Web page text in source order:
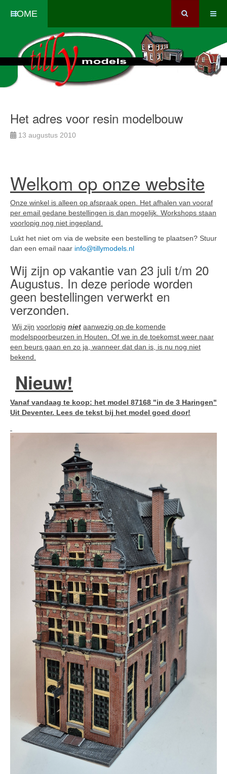
HOME
Het adres voor resin modelbouw
13 augustus 2010
Welkom op onze website
Onze winkel is alleen op afspraak open. Het afhalen van vooraf
per email gedane bestellingen is dan mogelijk. Workshops staan
voorlopig nog niet ingepland.
Lukt het niet om via de website een bestelling te plaatsen? Stuur
dan een email naar info@tillymodels.nl
Wij zijn op vakantie van 23 juli t/m 20
Augustus. In deze periode worden
geen bestellingen verwerkt en
verzonden.
Wij zijn voorlopig niet aanwezig op de komende
modelspoorbeurzen in Houten. Of we in de toekomst weer naar
een beurs gaan en zo ja, wanneer dat dan is, is nu nog niet
bekend.
Nieuw!
Vanaf vandaag te koop: het model 87168 "in de 3 Haringen"
Uit Deventer. Lees de tekst bij het model goed door!